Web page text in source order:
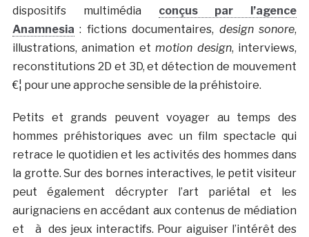
dispositifs multimédia conçus par l’agence
Anamnesia : fictions documentaires, design sonore,
illustrations, animation etmotion design, interviews,
reconstitutions 2D et 3D, et détection de mouvement
€¦ pour une approche sensible de la préhistoire.
Petits et grands peuvent voyager au temps des
hommes préhistoriques avec un film spectacle qui
retrace le quotidien et les activités des hommes dans
la grotte. Sur des bornes interactives, le petit visiteur
peut également décrypter l’art pariétal et les
aurignaciens en accédant aux contenus de médiation
et à des jeux interactifs. Pour aiguiser l’intérêt des